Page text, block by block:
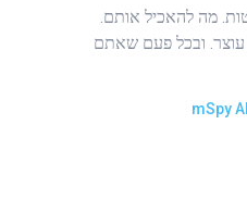
מה להאכיל אותם.
עוצר. ובכל פעם שאתם
mSpy